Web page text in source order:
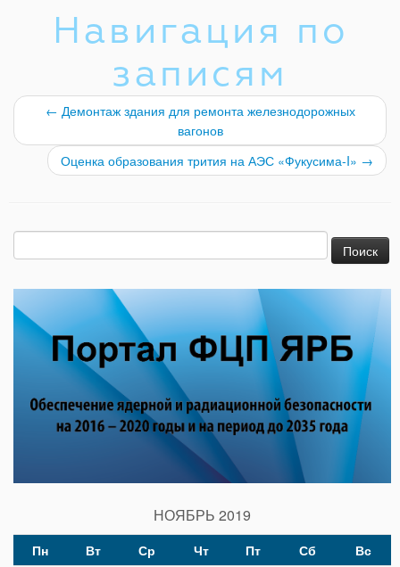
Навигация по
записям
← Демонтаж здания для ремонта железнодорожных
вагонов
Оценка образования трития на АЭС «Фукусима-I» →
НОЯБРЬ 2019
Пн Вт Ср Чт Пт Сб
Вс